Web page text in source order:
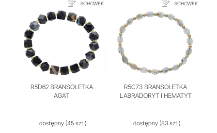
SCHOWEK
R5D62 BRANSOLETKA
AGAT
dostępny(45 szt.)
SCHOWEK
R5C73 BRANSOLETKA
LABRADORYT I HEMATYT
dostępny(83 szt.)